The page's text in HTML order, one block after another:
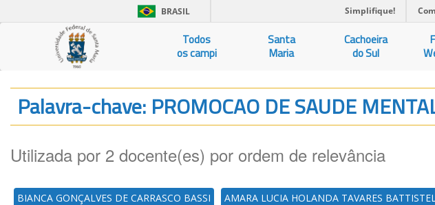
BRASIL Simplifique!
Todos
os campi
Santa
Maria
Cachoeira
do Sul
Palavra-chave: PROMOCAO DE SAUDE
Utilizada por 2 docente(es) por ordem de relevância
BIANCA GONÇALVES DE CARRASCO BASSI AMARA LUCIA HOLANDA TAVARES